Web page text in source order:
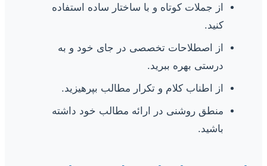
از جملات کوتاه و با ساختار ساده استفاده
کنید.
از اصطلاحات تخصصی در جای خود و به
درستی بهره ببرید.
از اطناب کلام و تکرار مطالب بپرهیزید.
منطق روشنی در ارائه مطالب خود داشته
باشید.